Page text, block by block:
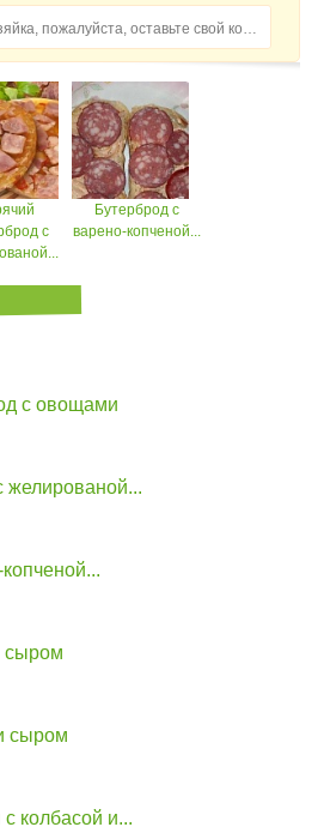
Домохозяйка, пожалуйста, оставьте свой комментарий...
с
Бутерброд с
варено-копченой...
с овощами
желированой...
сыром
сыром
колбасой и...